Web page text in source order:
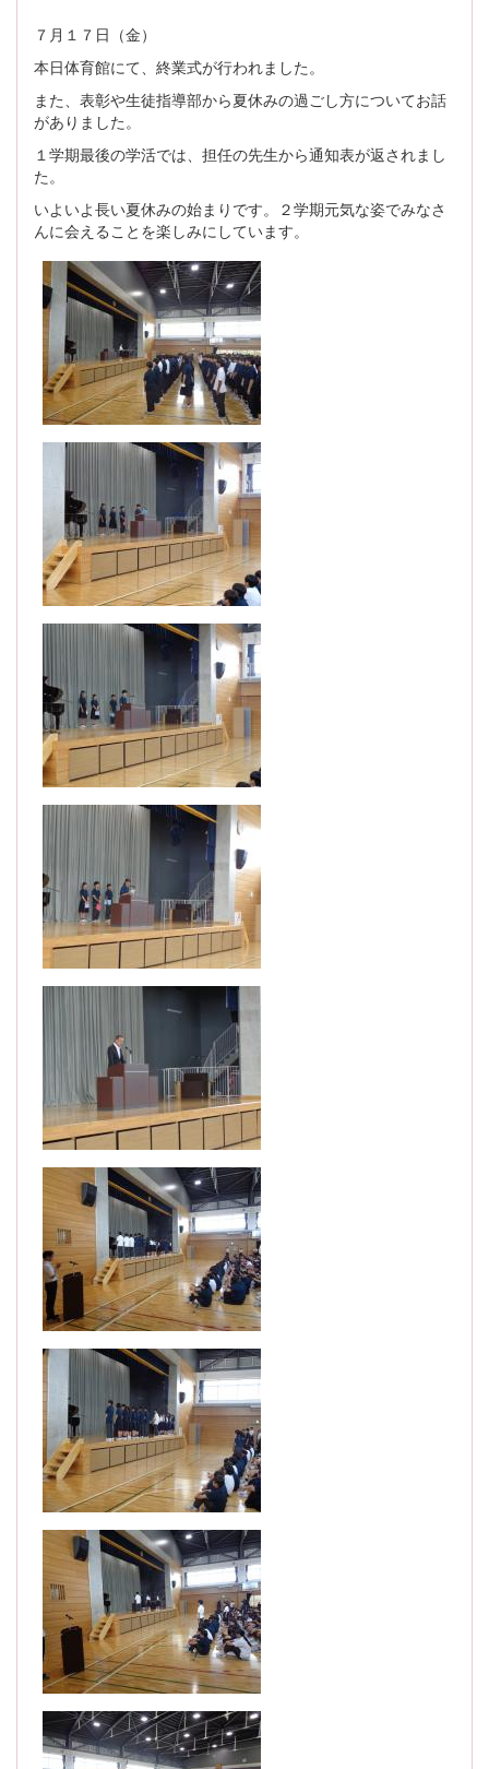
７月１７日（金）
本日体育館にて、終業式が行われました。
また、表彰や生徒指導部から夏休みの過ごし方についてお話
がありました。
１学期最後の学活では、担任の先生から通知表が返されまし
た。
いよいよ長い夏休みの始まりです。２学期元気な姿でみなさ
んに会えることを楽しみにしています。